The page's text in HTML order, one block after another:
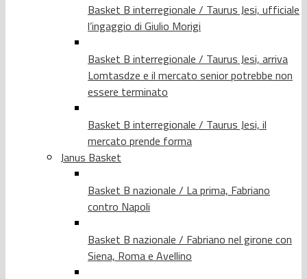
Basket B interregionale / Taurus Jesi, ufficiale
l’ingaggio di Giulio Morigi
Basket B interregionale / Taurus Jesi, arriva
Lomtasdze e il mercato senior potrebbe non
essere terminato
Basket B interregionale / Taurus Jesi, il
mercato prende forma
Janus Basket
Basket B nazionale / La prima, Fabriano
contro Napoli
Basket B nazionale / Fabriano nel girone con
Siena, Roma e Avellino